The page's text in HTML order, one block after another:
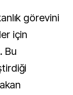
görevini
için
Bu